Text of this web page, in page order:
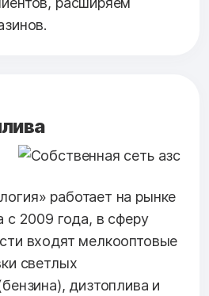
работает на рынке
с 2009 года, в сферу
входят мелкооптовые
светлых
дизтоплива и